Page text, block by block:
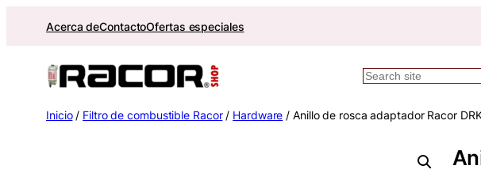
Acerca deContactoOfertas especiales
Buscar
Inicio/ Filtro de combustible Racor/ Hardware / Anillo de rosca adaptador Racor